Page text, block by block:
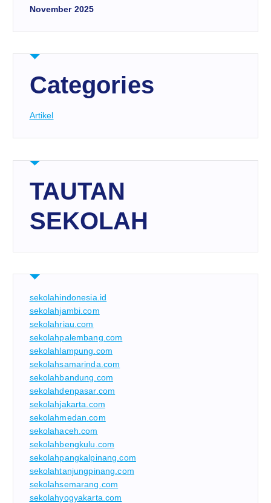
November 2025
Categories
Artikel
TAUTAN
SEKOLAH
sekolahindonesia.id
sekolahjambi.com
sekolahriau.com
sekolahpalembang.com
sekolahlampung.com
sekolahsamarinda.com
sekolahbandung.com
sekolahdenpasar.com
sekolahjakarta.com
sekolahmedan.com
sekolahaceh.com
sekolahbengkulu.com
sekolahpangkalpinang.com
sekolahtanjungpinang.com
sekolahsemarang.com
sekolahyogyakarta.com